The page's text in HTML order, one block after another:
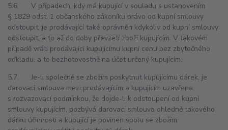
5.6. V případech, kdy má kupující v souladu s ustanovením
§ 1829 odst. 1 občanského zákoníku právo od kupní smlouvy
odstoupit, je prodávající také oprávněn kdykoliv od kupní smlouvy
odstoupit, a to až do doby převzetí zboží kupujícím. V takovém
případě vrátí prodávající kupujícímu kupní cenu bez zbytečného
odkladu, a to bezhotovostně na účet určený kupujícím.
5.7. Je-li společně se zbožím poskytnut kupujícímu dárek, je
darovací smlouva mezi prodávajícím a kupujícím uzavřena
s rozvazovací podmínkou, že dojde-li k odstoupení od kupní
smlouvy kupujícím, pozbývá darovací smlouva ohledně takového
dárku účinnosti a kupující je povinen spolu se zbožím